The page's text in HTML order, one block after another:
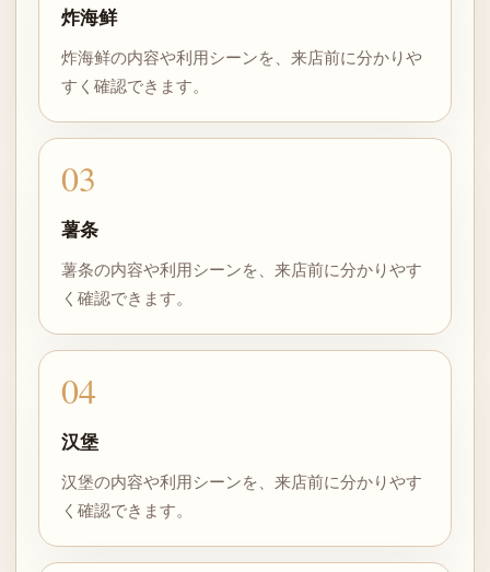
炸海鲜
炸海鲜の内容や利用シーンを、来店前に分かりや
すく確認できます。
03
薯条
薯条の内容や利用シーンを、来店前に分かりやす
く確認できます。
04
汉堡
汉堡の内容や利用シーンを、来店前に分かりやす
く確認できます。